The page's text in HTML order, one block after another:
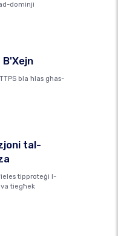
dominji
bla ħlas għas-
tal-
tipproteġi l-
tiegħek